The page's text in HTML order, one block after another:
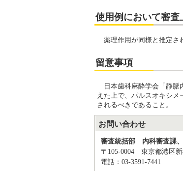
使用例において審査
薬理作用が同様と推定さ
留意事項
日本歯科麻酔学会「静脈
えた上で、パルスオキシ
されるべきであること。
お問い合わせ
審査統括部 内科審査課
〒105-0004 東京都港区
電話：03-3591-7441